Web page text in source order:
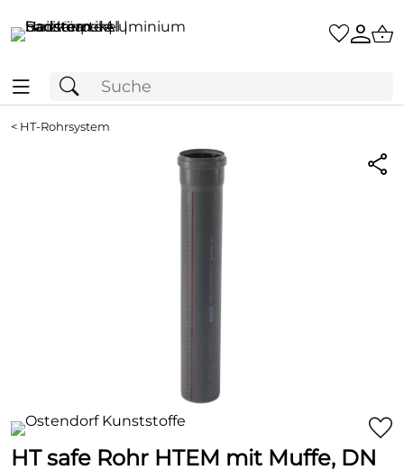
< HT-Rohrsystem
HT safe Rohr HTEM mit Muffe, DN